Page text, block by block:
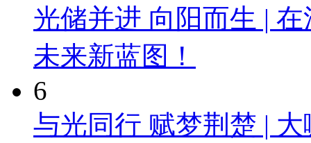
光储并进 向阳而生 |
未来新蓝图！
6
与光同行 赋梦荆楚 |